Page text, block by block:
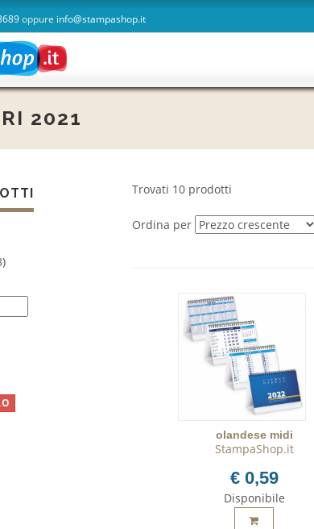
oppure info@stampashop.it
2021
Trovati 10 prodotti
Ordina per
olandese midi
StampaShop.it
€ 0,59
Disponibile